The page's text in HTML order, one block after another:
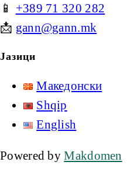
📱 +389 71 320 282
📩 gann@gann.mk
Јазици
Македонски
Shqip
English
Powered byMakdomen